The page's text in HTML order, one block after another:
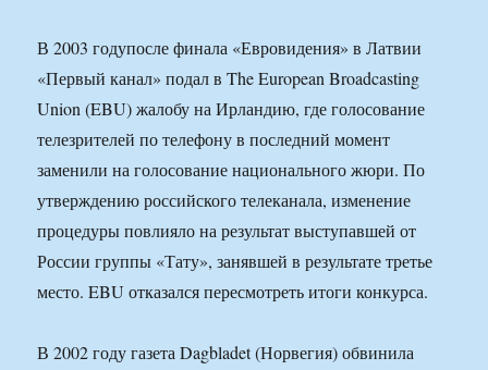
В 2003 годупосле финала «Евровидения» в Латвии
«Первый канал» подал в The European Broadcasting
Union (EBU) жалобу на Ирландию, где голосование
телезрителей по телефону в последний момент
заменили на голосование национального жюри. По
утверждению российского телеканала, изменение
процедуры повлияло на результат выступавшей от
России группы «Тату», занявшей в результате третье
место. EBU отказался пересмотреть итоги конкурса.
В 2002 году газета Dagbladet (Норвегия) обвинила